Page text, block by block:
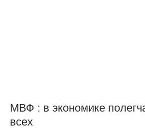
МВФ : в экономике
всех